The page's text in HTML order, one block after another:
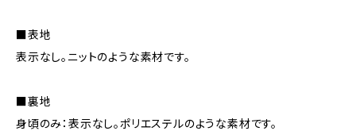
■表地
表示なし。ニットのような素材です。
■裏地
身頃のみ：表示なし。ポリエステルのような素材です。